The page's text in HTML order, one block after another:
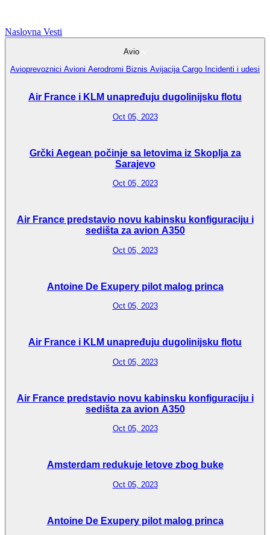
Naslovna Vesti
Avio
Avioprevoznici Avioni Aerodromi Biznis Avijacija Cargo Incidenti i udesi
Air France i KLM unapređuju dugolinijsku flotu
Oct 05, 2023
Grčki Aegean počinje sa letovima iz Skoplja za
Sarajevo
Oct 05, 2023
Air France predstavio novu kabinsku konfiguraciju i
sedišta za avion A350
Oct 05, 2023
Antoine De Exupery pilot malog princa
Oct 05, 2023
Air France i KLM unapređuju dugolinijsku flotu
Oct 05, 2023
Air France predstavio novu kabinsku konfiguraciju i
sedišta za avion A350
Oct 05, 2023
Amsterdam redukuje letove zbog buke
Oct 05, 2023
Antoine De Exupery pilot malog princa